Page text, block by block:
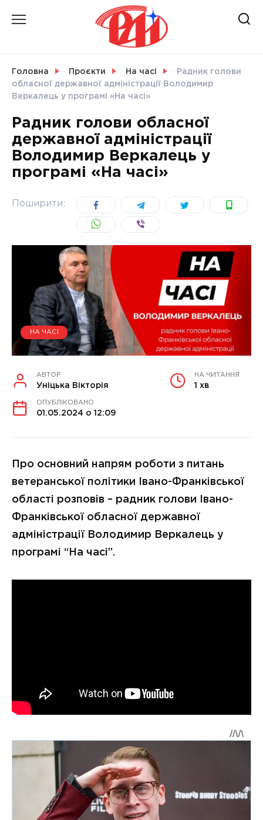
СВІТ
УКРАЇНА
Головна Проєкти На часі
Радник голови
обласної державної адміністрації Володимир
Веркалець у програмі «На часі»
Радник голови обласної
державної адміністрації
Володимир Веркалець у
програмі «На часі»
Поширити:
НА ЧАСІ
АВТОР
Уніцька Вікторія
НА ЧИТАННЯ
1 хв
ОПУБЛІКОВАНО
01.05.2024 о 12:09
Про основний напрям роботи з питань
ветеранської політики Івано-Франківської
області розповів – радник голови Івано-
Франківської обласної державної
адміністрації Володимир Веркалець у
програмі “На часі”.